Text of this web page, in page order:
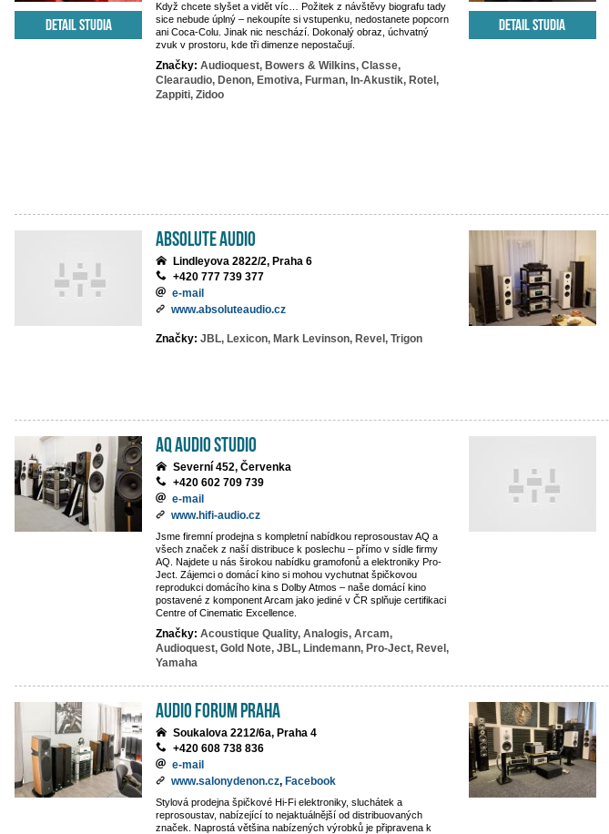
Když chcete slyšet a vidět víc… Požitek z návštěvy biografu tady
sice nebude úplný – nekoupíte si vstupenku, nedostanete popcorn
ani Coca-Colu. Jinak nic neschází. Dokonalý obraz, úchvatný
zvuk v prostoru, kde tři dimenze nepostačují.
Značky: Audioquest, Bowers & Wilkins, Classe,
Clearaudio, Denon, Emotiva, Furman, In-Akustik, Rotel,
Zappiti, Zidoo
Detail studia Detail studia
Absolute Audio
Lindleyova 2822/2, Praha 6
+420 777 739 377
e-mail
www.absoluteaudio.cz
Značky: JBL, Lexicon, Mark Levinson, Revel, Trigon
AQ Audio Studio
Severní 452, Červenka
+420 602 709 739
e-mail
www.hifi-audio.cz
Jsme firemní prodejna s kompletní nabídkou reprosoustav AQ a
všech značek z naší distribuce k poslechu – přímo v sídle firmy
AQ. Najdete u nás širokou nabídku gramofonů a elektroniky Pro-
Ject. Zájemci o domácí kino si mohou vychutnat špičkovou
reprodukci domácího kina s Dolby Atmos – naše domácí kino
postavené z komponent Arcam jako jediné v ČR splňuje certifikaci
Centre of Cinematic Excellence.
Značky: Acoustique Quality, Analogis, Arcam,
Audioquest, Gold Note, JBL, Lindemann, Pro-Ject, Revel,
Yamaha
Audio Forum Praha
Soukalova 2212/6a, Praha 4
+420 608 738 836
e-mail
www.salonydenon.cz, Facebook
Stylová prodejna špičkové Hi-Fi elektroniky, sluchátek a
reprosoustav, nabízející to nejaktuálnější od distribuovaných
značek. Naprostá většina nabízených výrobků je připravena k